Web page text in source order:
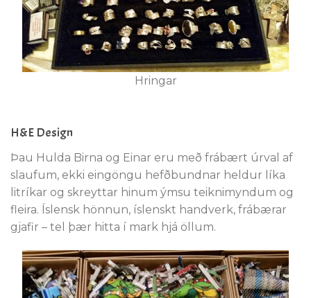
Hringar
H&E Design
Þau Hulda Birna og Einar eru með frábært úrval af
slaufum, ekki eingöngu hefðbundnar heldur líka
litríkar og skreyttar hinum ýmsu teiknimyndum og
fleira. Íslensk hönnun, íslenskt handverk, frábærar
gjafir – tel þær hitta í mark hjá öllum.